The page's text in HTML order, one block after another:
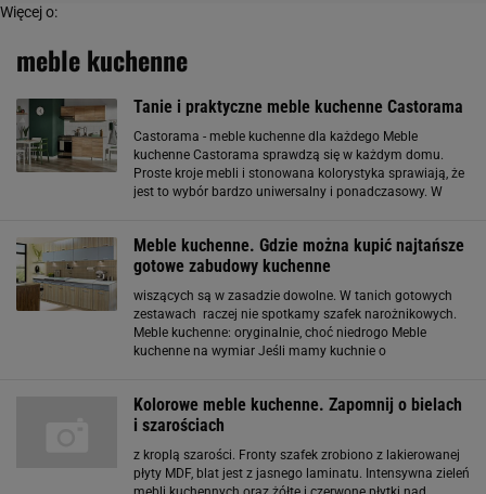
Więcej o:
meble kuchenne
Tanie i praktyczne meble kuchenne Castorama
Castorama - meble kuchenne dla każdego Meble
kuchenne Castorama sprawdzą się w każdym domu.
Proste kroje mebli i stonowana kolorystyka sprawiają, że
jest to wybór bardzo uniwersalny i ponadczasowy. W
Meble kuchenne. Gdzie można kupić najtańsze
gotowe zabudowy kuchenne
wiszących są w zasadzie dowolne. W tanich gotowych
zestawach raczej nie spotkamy szafek narożnikowych.
Meble kuchenne: oryginalnie, choć niedrogo Meble
kuchenne na wymiar Jeśli mamy kuchnie o
będzie dobry
Kolorowe meble kuchenne. Zapomnij o bielach
i szarościach
z kroplą szarości. Fronty szafek zrobiono z lakierowanej
płyty MDF, blat jest z jasnego laminatu. Intensywna zieleń